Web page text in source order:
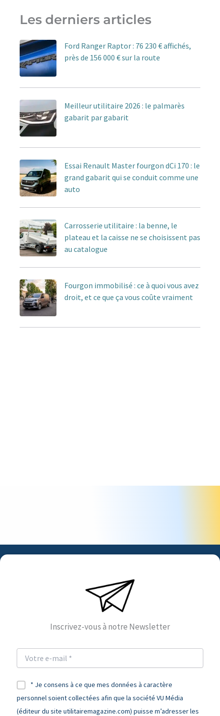
Les derniers articles
Ford Ranger Raptor : 76 230 € affichés,
près de 156 000 € sur la route
Meilleur utilitaire 2026 : le palmarès
gabarit par gabarit
Essai Renault Master fourgon dCi 170 : le
grand gabarit qui se conduit comme une
auto
Carrosserie utilitaire : la benne, le
plateau et la caisse ne se choisissent pas
au catalogue
Fourgon immobilisé : ce à quoi vous avez
droit, et ce que ça vous coûte vraiment
Inscrivez-vous à notre Newsletter
* Je consens à ce que mes données à caractère
personnel soient collectées afin que la société VU Média
(éditeur du site utilitairemagazine.com) puisse m’adresser les